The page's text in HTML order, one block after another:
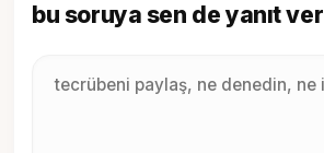
bu soruya sen de yanıt ver